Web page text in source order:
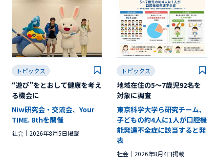
トピックス
“遊び”をとおして健康を考え
る機会に
Niw研究会・交流会、Your
TIME. 8thを開催
社会 2026年8月5日掲載
トピックス
地域在住の5～7歳児92名を
対象に調査
東京科学大学ら研究チーム、
子どもの約4人に1人が口腔機
能発達不全症に該当すると発
表
社会 2026年8月4日掲載